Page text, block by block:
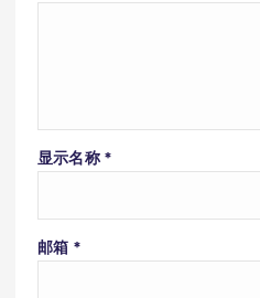
显示名称 *
邮箱 *